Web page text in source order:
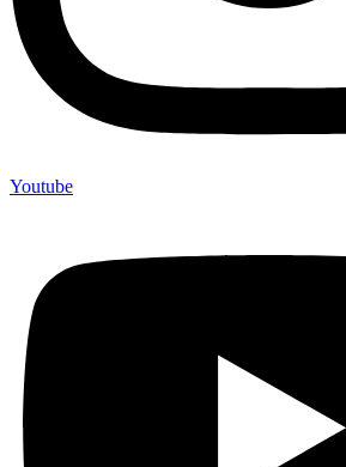
Youtube